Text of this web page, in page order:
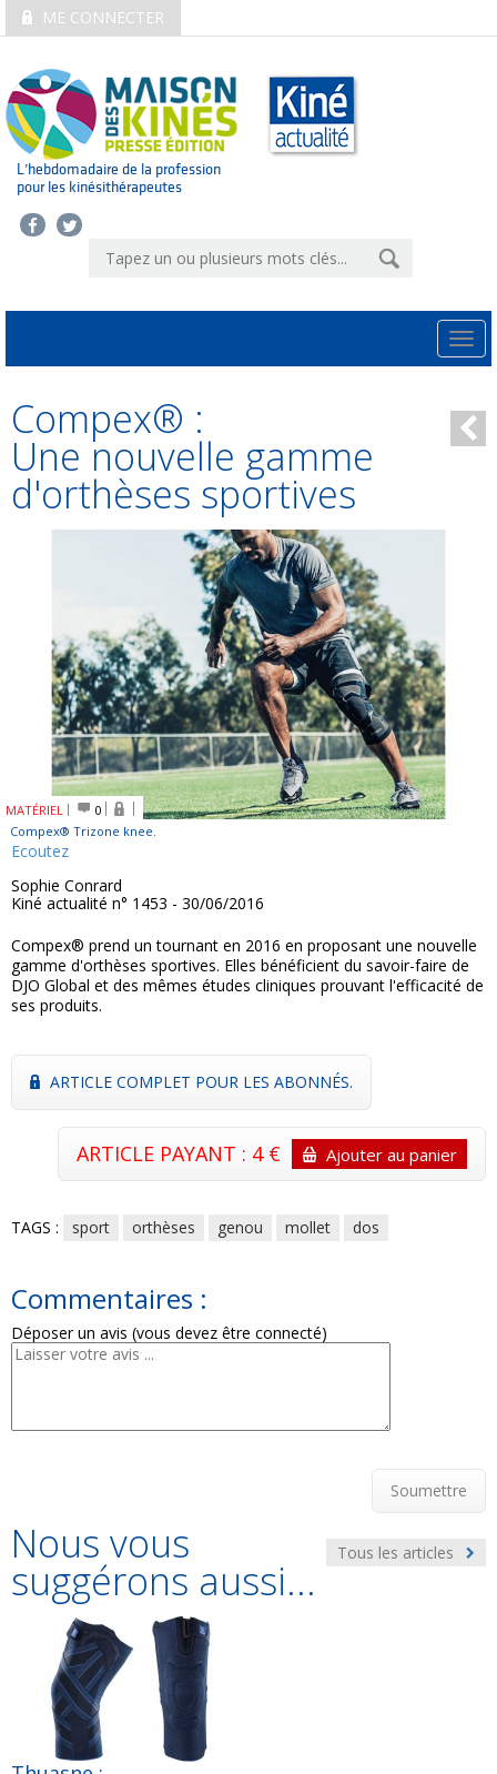
ME CONNECTER
L’hebdomadaire de la profession
pour les kinésithérapeutes
Compex® :
Une nouvelle gamme
d'orthèses sportives
MATÉRIEL
0
Compex® Trizone knee.
Ecoutez
Sophie Conrard
Kiné actualité n° 1453 - 30/06/2016
Compex® prend un tournant en 2016 en proposant une nouvelle
gamme d'orthèses sportives. Elles bénéficient du savoir-faire de
DJO Global et des mêmes études cliniques prouvant l'efficacité de
ses produits.
ARTICLE COMPLET POUR LES ABONNÉS.
ARTICLE PAYANT : 4 € Ajouter au panier
TAGS : sport orthèses genou mollet dos
Commentaires :
Déposer un avis (vous devez être connecté)
Soumettre
Tous les articles
Nous vous
suggérons aussi...